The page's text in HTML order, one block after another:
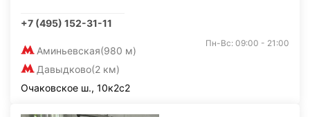
+7 (495) 152-31-11
Аминьевская(980 м)
Давыдково(2 км)
Пн-Вс: 09:00 - 21:00
Очаковское ш., 10к2с2